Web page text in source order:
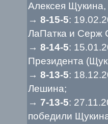
Алексея
→ 8-15-5:
ЛаПатка и Серж
→ 8-14-5:
Президента
→ 8-13-5:
Лешина;
→ 7-13-5:
победили